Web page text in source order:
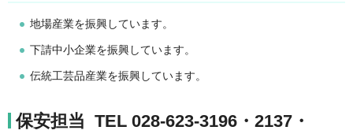
地場産業を振興しています。
下請中小企業を振興しています。
伝統工芸品産業を振興しています。
保安担当 TEL 028-623-3196・2137・